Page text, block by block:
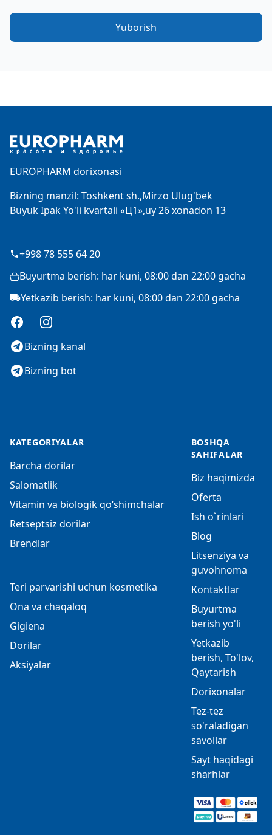
Yuborish
EUROPHARM dorixonasi
Bizning manzil: Toshkent sh.,Mirzo Ulug'bek
Buyuk Ipak Yo'li kvartali «Ц1»,uy 26 xonadon 13
+998 78 555 64 20
Buyurtma berish: har kuni, 08:00 dan 22:00 gacha
Yetkazib berish: har kuni, 08:00 dan 22:00 gacha
FacebookInstagram
Bizning kanal
Bizning bot
KATEGORIYALAR
Barcha dorilar
Salomatlik
Vitamin va biologik qo‘shimchalar
Retseptsiz dorilar
Brendlar
Teri parvarishi uchun kosmetika
Ona va chaqaloq
Gigiena
Dorilar
Aksiyalar
BOSHQA
SAHIFALAR
Biz haqimizda
Oferta
Ish o`rinlari
Blog
Litsenziya va
guvohnoma
Kontaktlar
Buyurtma
berish yo'li
Yetkazib
berish, To'lov,
Qaytarish
Dorixonalar
Tez-tez
so'raladigan
savollar
Sayt haqidagi
sharhlar